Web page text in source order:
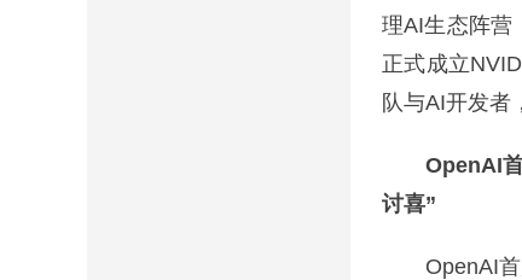
理AI生态阵营
正式成立
队与AI开发者
OpenAI
讨喜”
OpenAI首